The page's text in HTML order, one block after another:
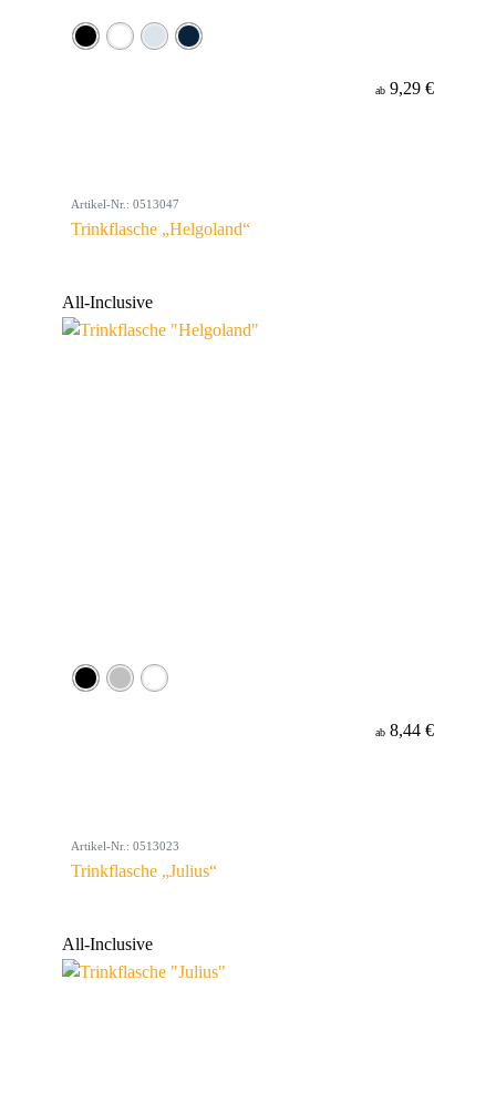
ab 9,29 €
Artikel-Nr.: 0513047
Trinkflasche „Helgoland“
All-Inclusive
ab 8,44 €
Artikel-Nr.: 0513023
Trinkflasche „Julius“
All-Inclusive